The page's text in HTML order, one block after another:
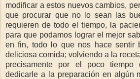
modificar a estos nuevos cambios,
que procurar que no lo sean las
requieren de todo el tiempo, la
para que podamos lograr el mejor
en fin, todo lo que nos hace sentir
deliciosa comida; volviendo a la
precisamente por el poco
dedicarle a la preparación en algún